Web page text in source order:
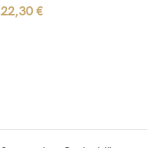
22,30€